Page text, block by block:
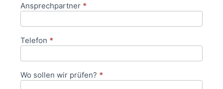
Ansprechpartner *
Telefon *
Wo sollen wir prüfen? *